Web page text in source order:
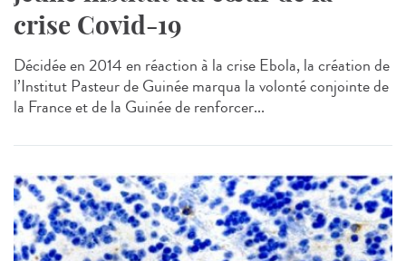
crise Covid-19
Décidée en 2014 en réaction à la crise Ebola, la création de
l’Institut Pasteur de Guinée marqua la volonté conjointe de
la France et de la Guinée de renforcer...